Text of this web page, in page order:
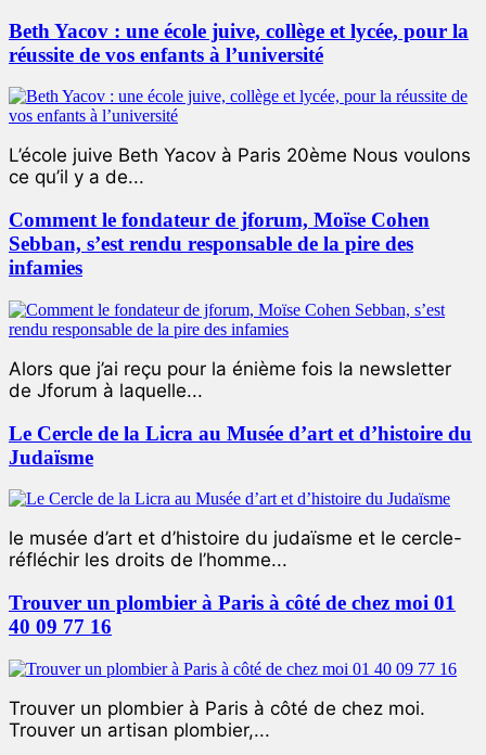
Beth Yacov : une école juive, collège et lycée, pour la
réussite de vos enfants à l’université
L’école juive Beth Yacov à Paris 20ème Nous voulons
ce qu’il y a de...
Comment le fondateur de jforum, Moïse Cohen
Sebban, s’est rendu responsable de la pire des
infamies
Alors que j’ai reçu pour la énième fois la newsletter
de Jforum à laquelle...
Le Cercle de la Licra au Musée d’art et d’histoire du
Judaïsme
le musée d’art et d’histoire du judaïsme et le cercle-
réfléchir les droits de l’homme...
Trouver un plombier à Paris à côté de chez moi 01
40 09 77 16
Trouver un plombier à Paris à côté de chez moi.
Trouver un artisan plombier,...